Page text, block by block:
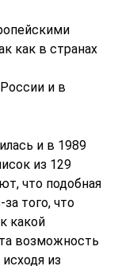
как в странах
и в
и в 1989
из 129
что подобная
того, что
какой
возможность
из